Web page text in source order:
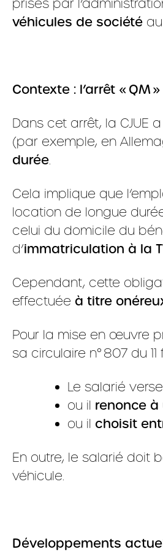
prises par
véhicules de société
Contexte : l’arrêt «QM»
Dans cet arrêt, la CJUE
(par exemple, en
durée.
Cela implique que
location de longue
celui du domicile du
d’immatriculation à la
Cependant, cette
effectuée à titre
Pour la mise en œuvre
sa circulaire n° 807 du
Le salarié
ou il renonce
ou il choisit
En outre, le salarié doit
véhicule.
Développements